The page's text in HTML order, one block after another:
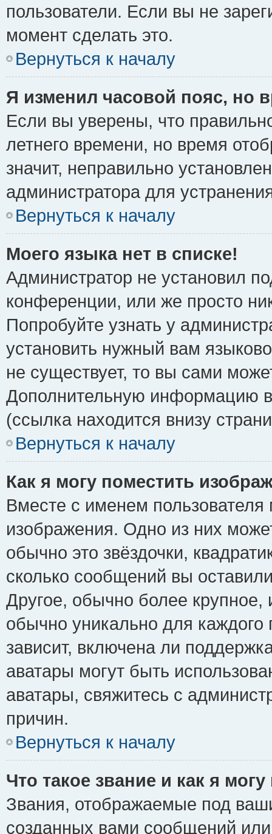
пользователи. Если вы не
момент сделать это.
Вернуться к началу
Я изменил часовой пояс, но
Если вы уверены, что
летнего времени, но время
значит, неправильно
администратора для
Вернуться к началу
Моего языка нет в списке!
Администратор не установил
конференции, или же просто
Попробуйте узнать у
установить нужный вам
не существует, то вы сами
Дополнительную информацию
(ссылка находится внизу
Вернуться к началу
Как я могу поместить
Вместе с именем пользователя
изображения. Одно из них
обычно это звёздочки,
сколько сообщений вы
Другое, обычно более крупное,
обычно уникально для каждого
зависит, включена ли
аватары могут быть
аватары, свяжитесь с
причин.
Вернуться к началу
Что такое звание и как я
Звания, отображаемые под
созданных вами сообщений